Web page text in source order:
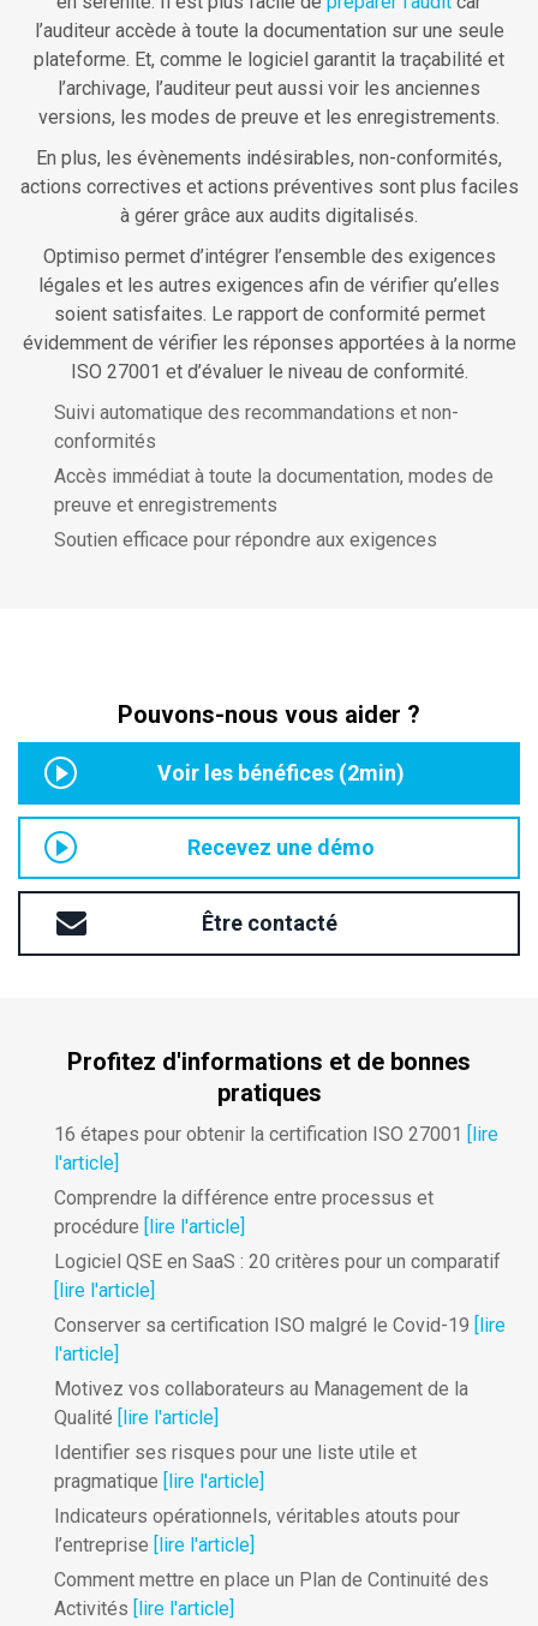
l’auditeur accède à toute la documentation sur une seule
plateforme. Et, comme le logiciel garantit la traçabilité et
l’archivage, l’auditeur peut aussi voir les anciennes
versions, les modes de preuve et les enregistrements.
En plus, les évènements indésirables, non-conformités,
actions correctives et actions préventives sont plus faciles
à gérer grâce aux audits digitalisés.
Optimiso permet d’intégrer l’ensemble des exigences
légales et les autres exigences afin de vérifier qu’elles
soient satisfaites. Le rapport de conformité permet
évidemment de vérifier les réponses apportées à la norme
ISO 27001 et d’évaluer le niveau de conformité.
Suivi automatique des recommandations et non-
conformités
Accès immédiat à toute la documentation, modes de
preuve et enregistrements
Soutien efficace pour répondre aux exigences
Pouvons-nous vous aider ?
Voir les bénéfices (2min)
Recevez une démo
Être contacté
Profitez d'informations et de bonnes
pratiques
16 étapes pour obtenir la certification ISO 27001 [lire
l'article]
Comprendre la différence entre processus et
procédure [lire l'article]
Logiciel QSE en SaaS : 20 critères pour un comparatif
[lire l'article]
Conserver sa certification ISO malgré le Covid-19 [lire
l'article]
Motivez vos collaborateurs au Management de la
Qualité [lire l'article]
Identifier ses risques pour une liste utile et
pragmatique [lire l'article]
Indicateurs opérationnels, véritables atouts pour
l’entreprise [lire l'article]
Comment mettre en place un Plan de Continuité des
Activités [lire l'article]